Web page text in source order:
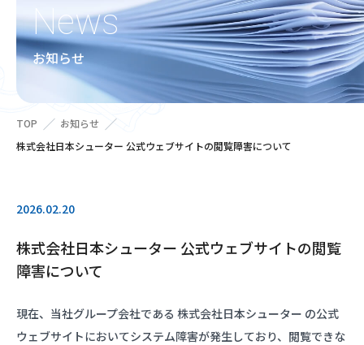
News
お知らせ
TOP
お知らせ
株式会社日本シューター 公式ウェブサイトの閲覧障害について
2026.02.20
株式会社日本シューター 公式ウェブサイトの閲覧
障害について
現在、当社グループ会社である 株式会社日本シューター の公式
ウェブサイトにおいてシステム障害が発生しており、閲覧できな